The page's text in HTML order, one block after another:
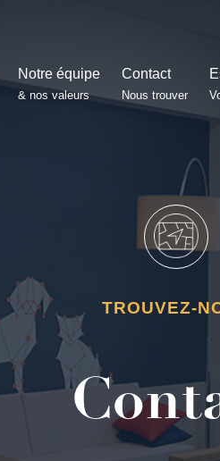
Notre équipe
& nos valeurs
Contact
Nous trouver
TROUVEZ-